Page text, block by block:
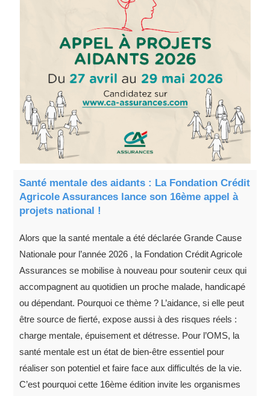
Santé mentale des aidants : La Fondation Crédit
Agricole Assurances lance son 16ème appel à
projets national !
Alors que la santé mentale a été déclarée Grande Cause
Nationale pour l’année 2026 , la Fondation Crédit Agricole
Assurances se mobilise à nouveau pour soutenir ceux qui
accompagnent au quotidien un proche malade, handicapé
ou dépendant. Pourquoi ce thème ? L’aidance, si elle peut
être source de fierté, expose aussi à des risques réels :
charge mentale, épuisement et détresse. Pour l’OMS, la
santé mentale est un état de bien-être essentiel pour
réaliser son potentiel et faire face aux difficultés de la vie.
C’est pourquoi cette 16ème édition invite les organismes